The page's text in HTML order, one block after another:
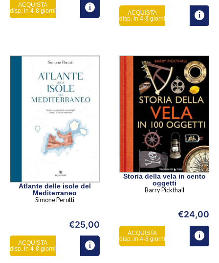
ACQUISTA
disp. in 4-8 giorni
ACQUISTA
disp. in 4-8 giorni
Atlante delle isole del
Mediterraneo
Simone Perotti
€25,00
ACQUISTA
disp. in 4-8 giorni
Storia della vela in cento
oggetti
Barry Pickthall
€24,00
ACQUISTA
disp. in 4-8 giorni